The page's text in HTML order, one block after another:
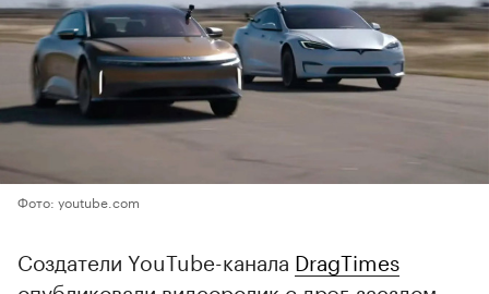
Фото: youtube.com
Создатели YouTube-канала DragTimes